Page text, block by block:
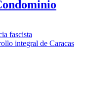
fascista
integral de Caracas